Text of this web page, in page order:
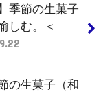
季節の生菓子
しむ。＜
の生菓子（和